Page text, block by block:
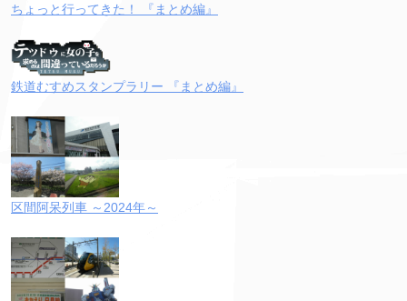
ちょっと行ってきた！ 『まとめ編』
鉄道むすめスタンプラリー 『まとめ編』
区間阿呆列車 ～2024年～